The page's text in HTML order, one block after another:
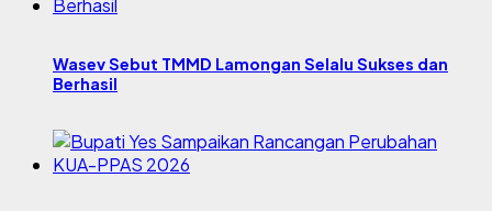
Wasev Sebut TMMD Lamongan Selalu Sukses dan
Berhasil